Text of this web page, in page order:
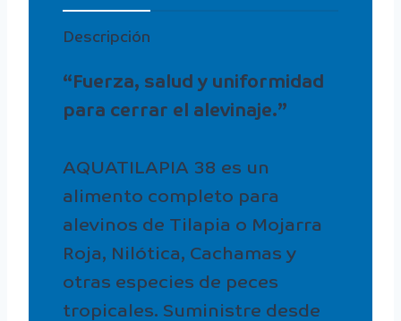
Descripción
“Fuerza, salud y uniformidad
para cerrar el alevinaje.”
AQUATILAPIA 38 es un
alimento completo para
alevinos de Tilapia o Mojarra
Roja, Nilótica, Cachamas y
otras especies de peces
tropicales. Suministre desde